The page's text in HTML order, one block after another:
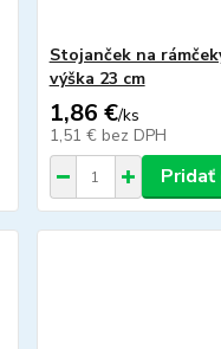
Stojanček na
výška 23 cm
1,86 €/ks
1,51 € bez DPH
Pridať